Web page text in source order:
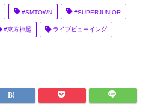
#SMTOWN #SUPERJUNIOR
#東方神起 ライブビューイング